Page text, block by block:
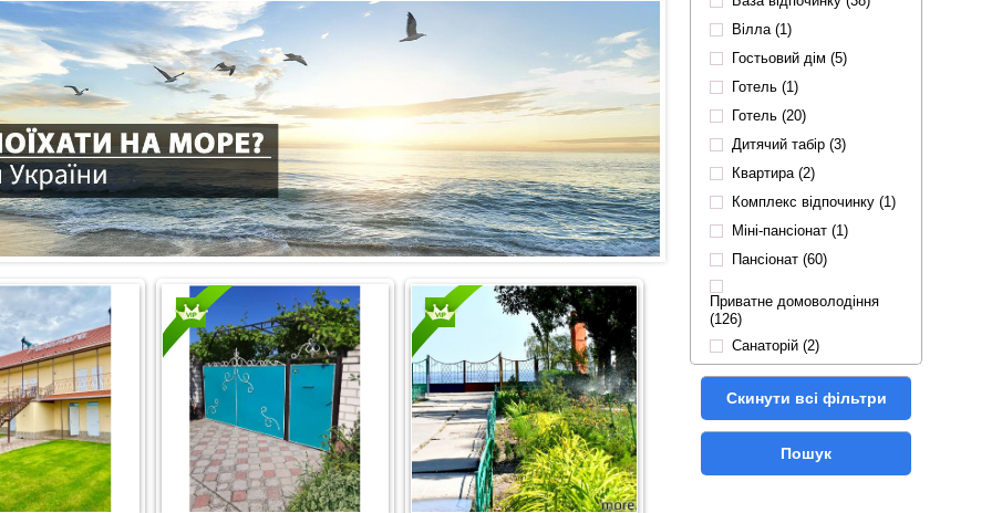
Вілла (1)
Гостьовий дім (5)
Готель (1)
Готель (20)
Дитячий табір (3)
Квартира (2)
Комплекс відпочинку (1)
Міні-пансіонат (1)
Пансіонат (60)
Приватне домоволодіння
(126)
Санаторій (2)
Скинути всі фільтри
Пошук